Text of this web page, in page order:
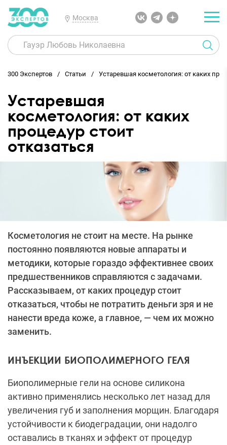
Москва
300 Экспертов Статьи Устаревшая косметология: от каких
Устаревшая
косметология: от каких
процедур стоит
отказаться
Косметология не стоит на месте. На рынке
постоянно появляются новые аппараты и
методики, которые гораздо эффективнее своих
предшественников справляются с задачами.
Рассказываем, от каких процедур стоит
отказаться, чтобы не потратить деньги зря и не
нанести вреда коже, а главное, — чем их можно
заменить.
ИНЪЕКЦИИ БИОПОЛИМЕРНОГО ГЕЛЯ
Биополимерные гели на основе силикона
активно применялись несколько лет назад для
увеличения губ и заполнения морщин. Благодаря
устойчивости к биодеградации, они надолго
оставались в тканях и эффект от процедур